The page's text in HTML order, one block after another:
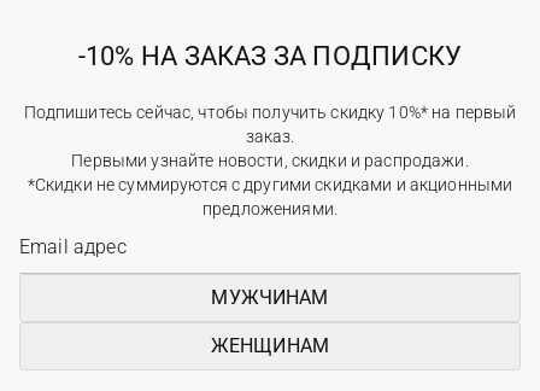
-10% НА ЗАКАЗ ЗА ПОДПИСКУ
Подпишитесь сейчас, чтобы получить скидку 10%* на первый
заказ.
Первыми узнайте новости, скидки и распродажи.
*Скидки не суммируются с другими скидками и акционными
предложениями.
МУЖЧИНАМ
ЖЕНЩИНАМ